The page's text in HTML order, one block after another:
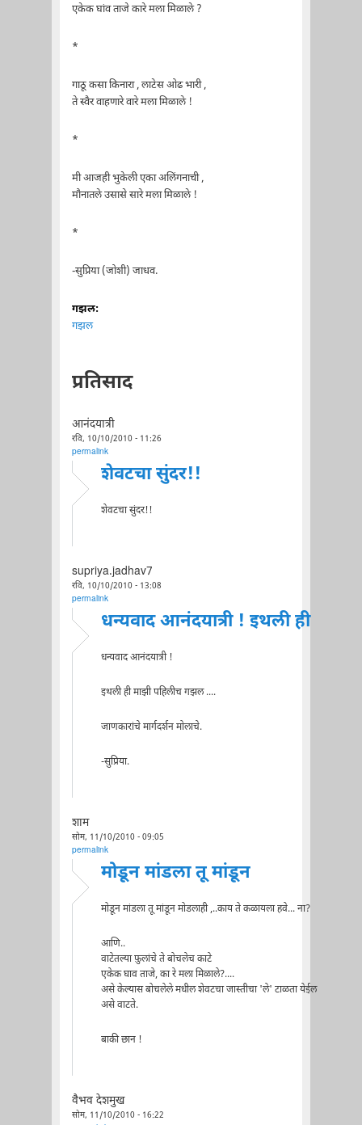
एकेक घांव ताजे कारे मला मिळाले ?
*
गाठू कसा किनारा , लाटेस ओढ भारी ,
ते स्वैर वाहणारे वारे मला मिळाले !
*
मी आजही भुकेली एका अलिंगनाची ,
मौनातले उसासे सारे मला मिळाले !
*
-सुप्रिया (जोशी) जाधव.
गझल:
गझल
प्रतिसाद
आनंदयात्री
रवि, 10/10/2010 - 11:26
permalink
शेवटचा सुंदर!!
शेवटचा सुंदर!!
supriya.jadhav7
रवि, 10/10/2010 - 13:08
permalink
धन्यवाद आनंदयात्री ! इथली ही
धन्यवाद आनंदयात्री !
इथली ही माझी पहिलीच गझल ....
जाणकारांचे मार्गदर्शन मोलाचे.
-सुप्रिया.
शाम
सोम, 11/10/2010 - 09:05
permalink
मोडून मांडला तू मांडून
मोडून मांडला तू मांडून मोडलाही ,..काय ते कळायला हवे... ना?
आणि..
वाटेतल्या फ़ुलांचे ते बोचलेच काटे
एकेक घाव ताजे, का रे मला मिळाले?....
असे केल्यास बोचलेले मधील शेवटचा जास्तीचा 'ले' टाळता येईल
असे वाटते.
बाकी छान !
वैभव देशमुख
सोम, 11/10/2010 - 16:22